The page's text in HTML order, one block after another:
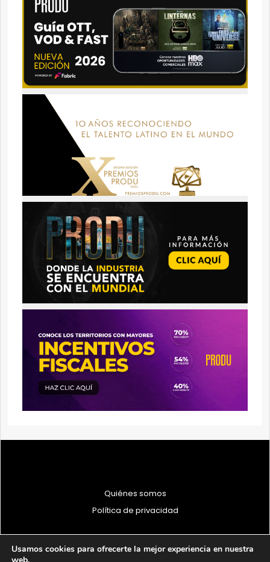
Quiénes somos
Política de privacidad
Usamos cookies para ofrecerte la mejor experiencia en nuestra